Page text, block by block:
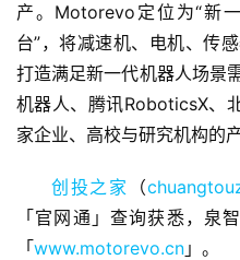
融
资
报
道
观
察
产。Motorevo定位为“新
台”，将减速机、电机、传
打造满足新一代机器人场景
机器人、腾讯RoboticsX、
家企业、高校与研究机构的产
创投之家 （
「官网通」查询获悉，泉
「www.motorevo.cn 」。